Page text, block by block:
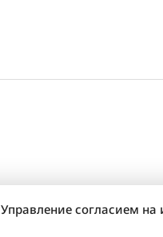
Управление согласием на